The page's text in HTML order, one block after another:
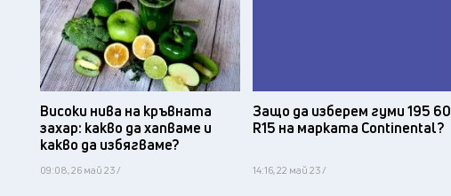
Високи нива на кръвната
захар: какво да хапваме и
какво да избягваме?
09:08, 26 май 23 /
Защо да изберем гуми 195 60
R15 на марката Continental?
14:16, 22 май 23 /